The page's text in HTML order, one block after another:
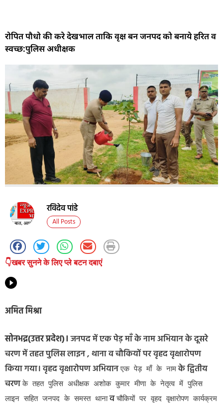
रोपित पौधो की करे देखभाल ताकि वृक्ष बन जनपद को बनाये हरित व
स्वच्छ:पुलिस अधीक्षक
रविदेव पांडे
All Posts
👇खबर सुनने के लिए प्ले बटन दबाएं
अमित मिश्रा
सोनभद्र(उत्तर प्रदेश)।जनपद में एक पेड़ माँ के नाम अभियान के दूसरे
चरण में तहत पुलिस लाइन , थाना व चौकियों पर वृहद वृक्षारोपण
किया गया। वृहद वृक्षारोपण अभियानएक पेड़ माँ के नामके द्वितीय
चरणके तहत पुलिस अधीक्षक अशोक कुमार मीणा के नेतृत्व में पुलिस
लाइन सहित जनपद के समस्त थानावचौकियों पर वृहद वृक्षारोपण कार्यक्रम